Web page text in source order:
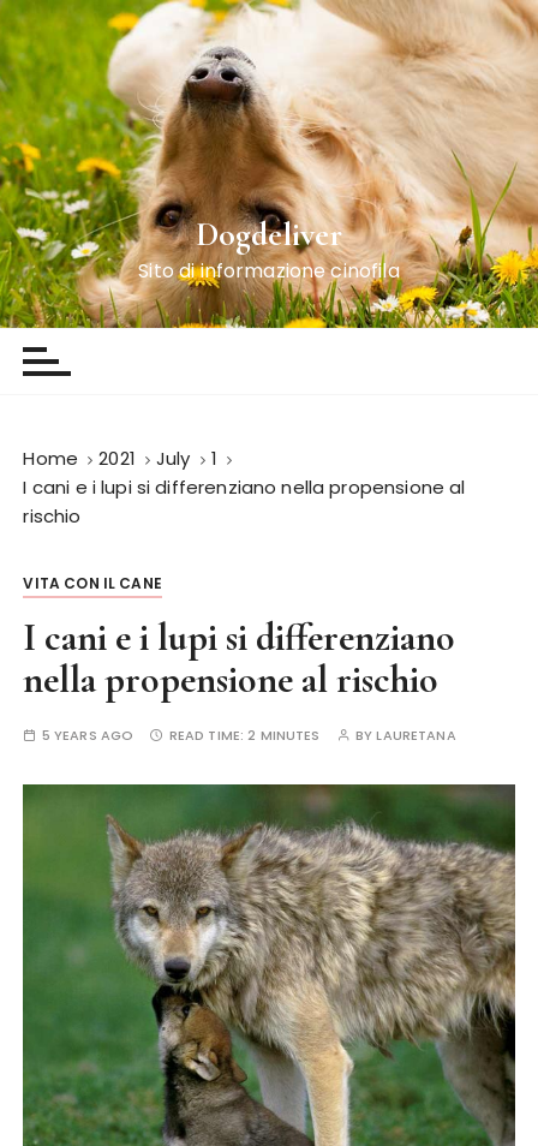
S
k
i
p
t
o
c
o
n
t
e
Dogdeliver
Sito di informazione cinofila
Home 2021 July
1
I cani e i lupi si differenziano nella propensione al
rischio
VITA CON IL CANE
I cani e i lupi si differenziano
nella propensione al rischio
5 YEARS AGO READ TIME:2 MINUTES BYLAURETANA